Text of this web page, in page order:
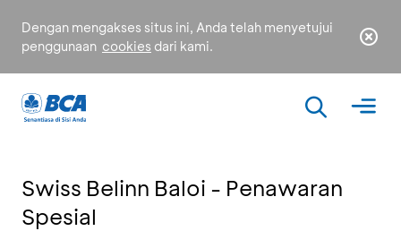
Dengan mengakses situs ini, Anda telah menyetujui
penggunaan cookies dari kami.
Swiss Belinn Baloi - Penawaran
Spesial